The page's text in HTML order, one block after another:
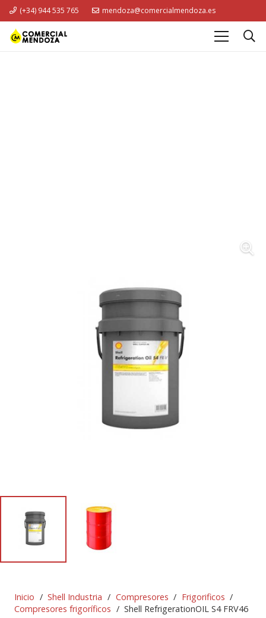
(+34) 944 535 765 mendoza@comercialmendoza.es
Inicio / Shell Industria / Compresores / Frigorificos /
Compresores frigoríficos / Shell RefrigerationOIL S4 FRV46